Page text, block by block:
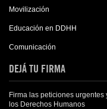
Movilización
Educación en DDHH
Comunicación
DEJÁ TU FIRMA
Firma las peticiones
los Derechos Humanos